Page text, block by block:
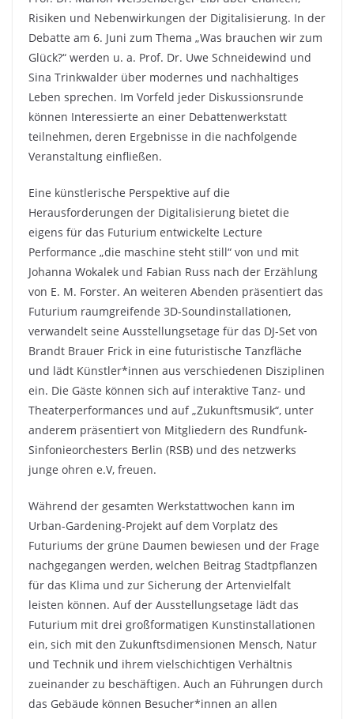
Risiken und Nebenwirkungen der Digitalisierung. In der
Debatte am 6. Juni zum Thema „Was brauchen wir zum
Glück?“ werden u. a. Prof. Dr. Uwe Schneidewind und
Sina Trinkwalder über modernes und nachhaltiges
Leben sprechen. Im Vorfeld jeder Diskussionsrunde
können Interessierte an einer Debattenwerkstatt
teilnehmen, deren Ergebnisse in die nachfolgende
Veranstaltung einfließen.
Eine künstlerische Perspektive auf die
Herausforderungen der Digitalisierung bietet die
eigens für das Futurium entwickelte Lecture
Performance „die maschine steht still“ von und mit
Johanna Wokalek und Fabian Russ nach der Erzählung
von E. M. Forster. An weiteren Abenden präsentiert das
Futurium raumgreifende 3D-Soundinstallationen,
verwandelt seine Ausstellungsetage für das DJ-Set von
Brandt Brauer Frick in eine futuristische Tanzfläche
und lädt Künstler*innen aus verschiedenen Disziplinen
ein. Die Gäste können sich auf interaktive Tanz- und
Theaterperformances und auf „Zukunftsmusik“, unter
anderem präsentiert von Mitgliedern des Rundfunk-
Sinfonieorchesters Berlin (RSB) und des netzwerks
junge ohren e.V, freuen.
Während der gesamten Werkstattwochen kann im
Urban-Gardening-Projekt auf dem Vorplatz des
Futuriums der grüne Daumen bewiesen und der Frage
nachgegangen werden, welchen Beitrag Stadtpflanzen
für das Klima und zur Sicherung der Artenvielfalt
leisten können. Auf der Ausstellungsetage lädt das
Futurium mit drei großformatigen Kunstinstallationen
ein, sich mit den Zukunftsdimensionen Mensch, Natur
und Technik und ihrem vielschichtigen Verhältnis
zueinander zu beschäftigen. Auch an Führungen durch
das Gebäude können Besucher*innen an allen